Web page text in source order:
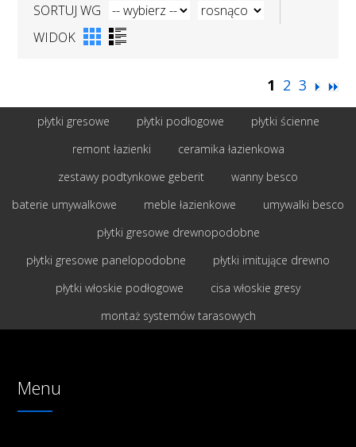
SORTUJ WG
WIDOK
1 2 3
płytki gresowe płytki podłogowe
płytki ścienne
remont łazienki
ceramika łazienkowa
zestawy podtynkowe geberit
wanny besco
baterie umywalkowe
meble łazienkowe
umywalki besco
płytki gresowe drewnopodobne
płytki gresowe panelopodobne
płytki imitujące drewno
płytki włoskie podłogowe
cisa włoskie gresy
montaż systemów tarasowych
Menu